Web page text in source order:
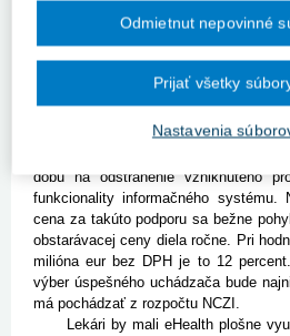
systém elektronizácie
aktuálne platnej legislatívy, od 1.
podporných služieb informačného
zdravotníctva je preto nevyhnutne
dobu na odstránenie vzniknutého
funkcionality informačného
cena za takúto podporu sa bežne
obstarávacej ceny diela ročne. Pri
milióna eur bez DPH je to 12
výber úspešného uchádzača bude
má pochádzať z rozpočtu NCZI.
Lekári by mali eHealth plošne
Nastavenia
Odmietnut nepovinné
Prijať všetky